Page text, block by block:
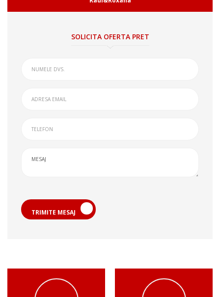
SOLICITA OFERTA PRET
TRIMITE MESAJ